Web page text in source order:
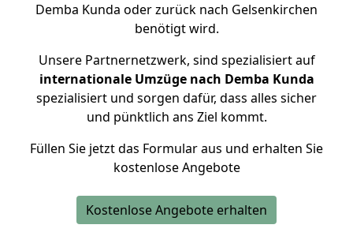
Demba Kunda oder zurück nach Gelsenkirchen
benötigt wird.
Unsere Partnernetzwerk, sind spezialisiert auf
internationale Umzüge nach Demba Kunda
spezialisiert und sorgen dafür, dass alles sicher
und pünktlich ans Ziel kommt.
Füllen Sie jetzt das Formular aus und erhalten Sie
kostenlose Angebote
Kostenlose Angebote erhalten